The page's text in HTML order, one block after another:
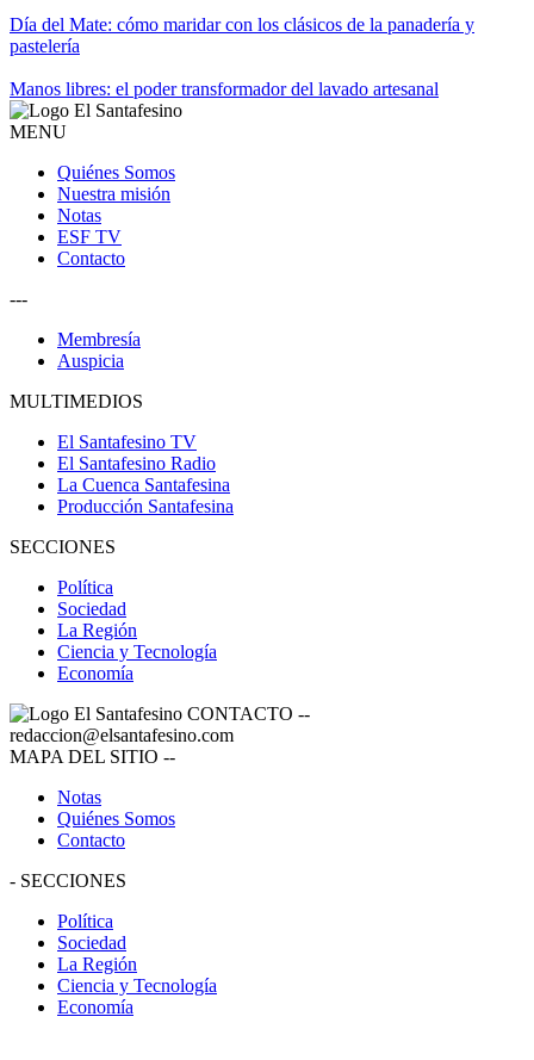
Día del Mate: cómo maridar con los clásicos de la panadería y
pastelería
Manos libres: el poder transformador del lavado artesanal
MENU
Quiénes Somos
Nuestra misión
Notas
ESF TV
Contacto
---
Membresía
Auspicia
MULTIMEDIOS
El Santafesino TV
El Santafesino Radio
La Cuenca Santafesina
Producción Santafesina
SECCIONES
Política
Sociedad
La Región
Ciencia y Tecnología
Economía
CONTACTO --
redaccion@elsantafesino.com
MAPA DEL SITIO --
Notas
Quiénes Somos
Contacto
- SECCIONES
Política
Sociedad
La Región
Ciencia y Tecnología
Economía